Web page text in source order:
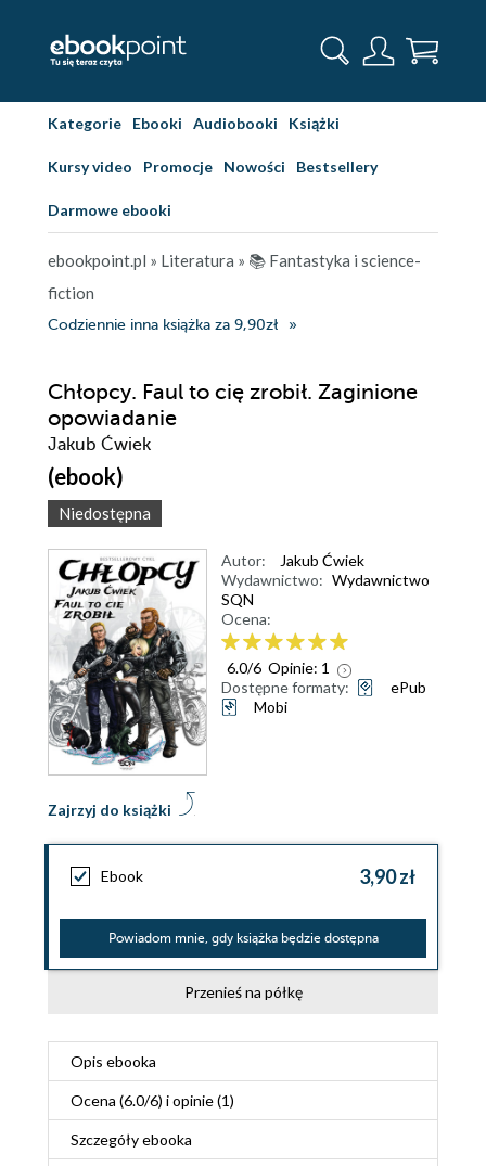
Kategorie Ebooki Audiobooki Książki
Kursy video Promocje Nowości Bestsellery
Darmowe ebooki
ebookpoint.pl » Literatura » 📚 Fantastyka i science-
fiction
Codziennie inna książka za 9,90zł
Chłopcy. Faul to cię zrobił. Zaginione
opowiadanie
Jakub Ćwiek
(ebook)
Niedostępna
Zajrzyj do książki
Autor:
Jakub Ćwiek
Wydawnictwo: Wydawnictwo
SQN
Ocena:
6.0/6 Opinie: 1
Dostępne formaty:
ePub
Mobi
Ebook 3,90 zł
Powiadom mnie, gdy książka będzie dostępna
Przenieś na półkę
Opis ebooka
Ocena (6.0/6) i opinie (1)
Szczegółyebooka